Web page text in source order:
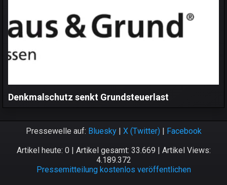
Denkmalschutz senkt Grundsteuerlast
Pressewelle auf: Bluesky| X (Twitter)| Facebook
Artikel heute: 0 | Artikel gesamt: 33.669 | Artikel Views:
4.189.372
Pressemitteilung kostenlos veröffentlichen